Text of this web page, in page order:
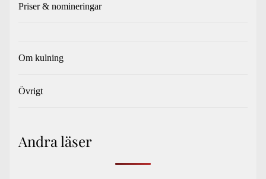
Priser & nomineringar
Om kulning
Övrigt
Andra läser